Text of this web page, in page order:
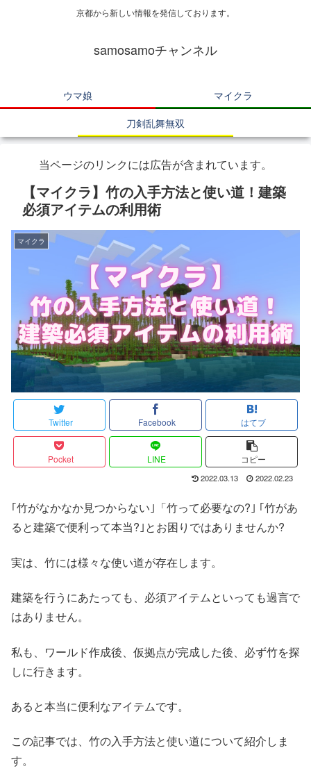
京都から新しい情報を発信しております。
samosamoチャンネル
ウマ娘
マイクラ
刀剣乱舞無双
当ページのリンクには広告が含まれています。
【マイクラ】竹の入手方法と使い道！建築
必須アイテムの利用術
マイクラ
Twitter Facebook はてブ
Pocket LINE コピー
2022.03.13 2022.02.23
｢竹がなかなか見つからない｣「竹って必要なの?｣ ｢竹があ
ると建築で便利って本当?｣とお困りではありませんか?
実は、竹には様々な使い道が存在します。
建築を行うにあたっても、必須アイテムといっても過言で
はありません。
私も、ワールド作成後、仮拠点が完成した後、必ず竹を探
しに行きます。
あると本当に便利なアイテムです。
この記事では、竹の入手方法と使い道について紹介しま
す。